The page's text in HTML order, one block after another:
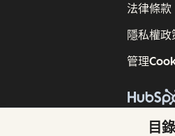
目錄
版權所有 © 2026
法律條款
隱私權政
管理